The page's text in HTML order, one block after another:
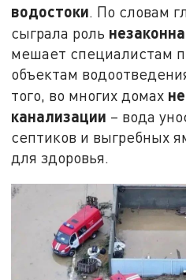
водостоки. По словам
сыграла роль
мешает специалистам
объектам
того, во многих домах
канализации – вода
септиков и выгребных
для здоровья.